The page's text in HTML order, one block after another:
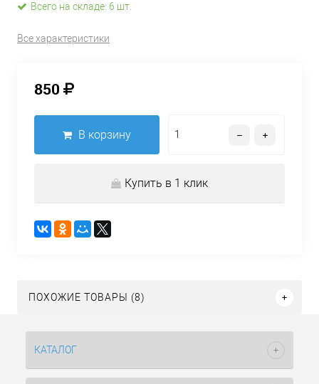
Всего на складе: 6 шт.
Все характеристики
850
В корзину
Купить в 1 клик
ПОХОЖИЕ ТОВАРЫ (8)
КАТАЛОГ